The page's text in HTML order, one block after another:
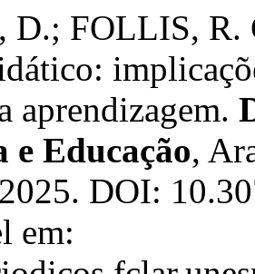
FOLLIS, R.
aprendizagem.
e Educação,
DOI:
em: